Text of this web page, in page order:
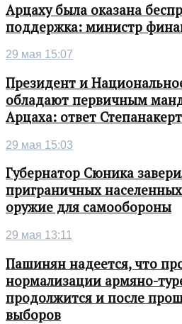
Арцаху была оказана
поддержка: министр
29 мая 15:07
Президент и
обладают первичным
Арцаха: ответ
29 мая 15:03
Губернатор Сюника
приграничных населенных
оружие для самообороны
29 мая 13:11
Пашинян надеется, что
нормализации армяно-
продолжится и после
выборов